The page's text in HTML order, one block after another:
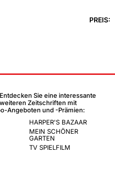
PREIS:
Entdecken Sie eine interessante
Zeitschriften mit
Angeboten und -Prämien:
HARPER'S BAZAAR
MEIN SCHÖNER
GARTEN
TV SPIELFILM